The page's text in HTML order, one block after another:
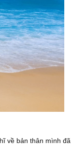
về bản thân mình